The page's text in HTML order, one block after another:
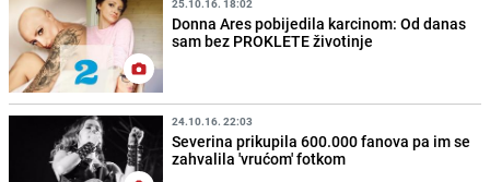
25.10.16. 18:02
Donna Ares pobijedila karcinom: Od danas
sam bez PROKLETE životinje
24.10.16. 22:03
Severina prikupila 600.000 fanova pa im se
zahvalila 'vrućom' fotkom